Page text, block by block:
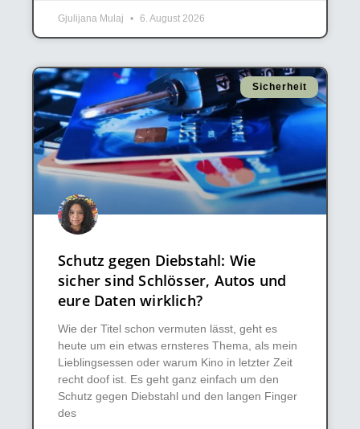
Gjulijana Mulaj 6. August 2026
Sicherheit
Schutz gegen Diebstahl: Wie
sicher sind Schlösser, Autos und
eure Daten wirklich?
Wie der Titel schon vermuten lässt, geht es
heute um ein etwas ernsteres Thema, als mein
Lieblingsessen oder warum Kino in letzter Zeit
recht doof ist. Es geht ganz einfach um den
Schutz gegen Diebstahl und den langen Finger
des